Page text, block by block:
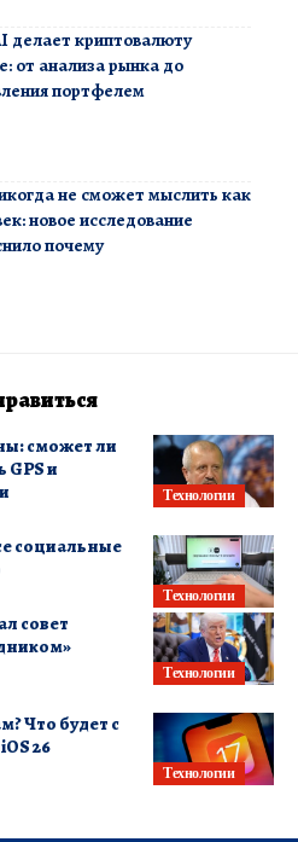
делает криптовалюту
от анализа рынка до
портфелем
не сможет мыслить как
новое исследование
почему
Технологии
сможет ли
и
Технологии
социальные
Технологии
совет
Технологии
Что будет с
26